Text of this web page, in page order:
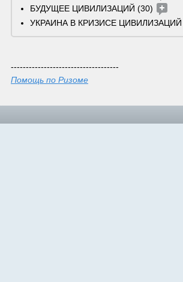
БУДУЩЕЕ ЦИВИЛИЗАЦИЙ (30)
УКРАИНА В КРИЗИСЕ ЦИВИЛИЗАЦИЙ
------------------------------------
Помощь по Ризоме